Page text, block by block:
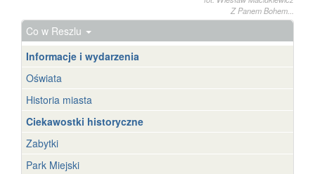
Z Panem Bohem...
Co w Reszlu
Informacje i wydarzenia
Oświata
Historia miasta
Ciekawostki historyczne
Zabytki
Park Miejski